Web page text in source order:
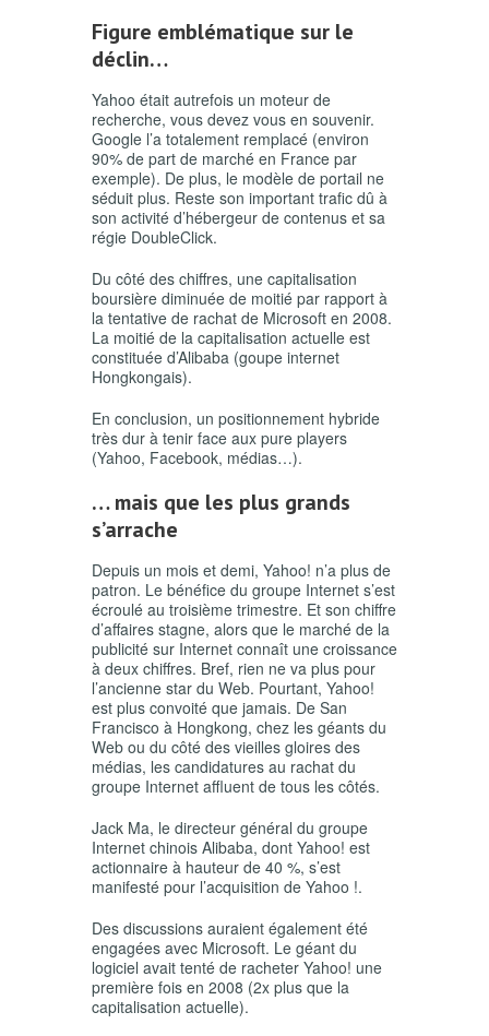
Figure emblématique sur le
déclin…
Yahoo était autrefois un moteur de
recherche, vous devez vous en souvenir.
Google l’a totalement remplacé (environ
90% de part de marché en France par
exemple). De plus, le modèle de portail ne
séduit plus. Reste son important trafic dû à
son activité d’hébergeur de contenus et sa
régie DoubleClick.
Du côté des chiffres, une capitalisation
boursière diminuée de moitié par rapport à
la tentative de rachat de Microsoft en 2008.
La moitié de la capitalisation actuelle est
constituée d’Alibaba (goupe internet
Hongkongais).
En conclusion, un positionnement hybride
très dur à tenir face aux pure players
(Yahoo, Facebook, médias…).
… mais que les plus grands
s’arrache
Depuis un mois et demi, Yahoo! n’a plus de
patron. Le bénéfice du groupe Internet s’est
écroulé au troisième trimestre. Et son chiffre
d’affaires stagne, alors que le marché de la
publicité sur Internet connaît une croissance
à deux chiffres. Bref, rien ne va plus pour
l’ancienne star du Web. Pourtant, Yahoo!
est plus convoité que jamais. De San
Francisco à Hongkong, chez les géants du
Web ou du côté des vieilles gloires des
médias, les candidatures au rachat du
groupe Internet affluent de tous les côtés.
Jack Ma, le directeur général du groupe
Internet chinois Alibaba, dont Yahoo! est
actionnaire à hauteur de 40 %, s’est
manifesté pour l’acquisition de Yahoo !.
Des discussions auraient également été
engagées avec Microsoft. Le géant du
logiciel avait tenté de racheter Yahoo! une
première fois en 2008 (2x plus que la
capitalisation actuelle).